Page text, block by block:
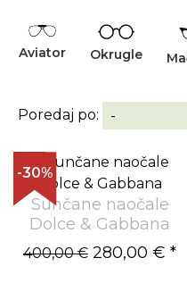
Aviator Okrugle
Poredaj po:
-30%
Sunčane naočale
Dolce & Gabbana
400,00 € 280,00 € *